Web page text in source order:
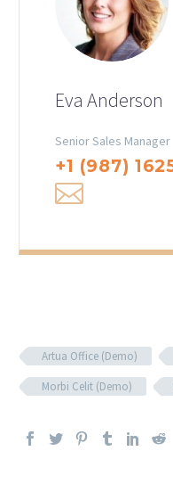
Eva Anderson
Senior Sales Manager
+1 (987)
Artua Office (Demo)
Morbi Celit (Demo)